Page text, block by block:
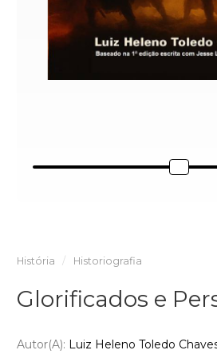
História Historiografia
Glorificados e
Autor(a): Luiz Heleno Toledo